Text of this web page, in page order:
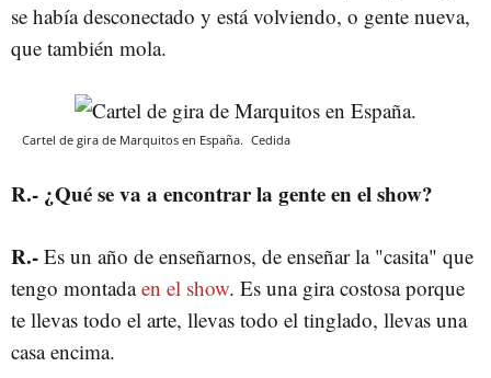
se había desconectado y está volviendo, o gente nueva,
que también mola.
Cartel de gira de Marquitos en España. Cedida
R.- ¿Qué se va a encontrar la gente en el show?
R.- Es un año de enseñarnos, de enseñar la "casita" que
tengo montadaen el show. Es una gira costosa porque
te llevas todo el arte, llevas todo el tinglado, llevas una
casa encima.